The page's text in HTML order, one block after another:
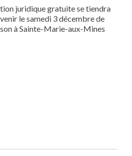
juridique gratuite se tiendra
le samedi 3 décembre de
à Sainte-Marie-aux-Mines